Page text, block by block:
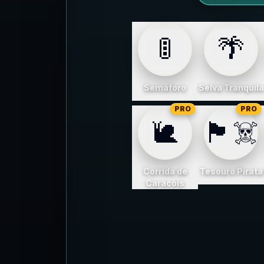
🚦
Semáforo
🌴
Selva Tranquila
🐌
PRO
Corrida de
Caracóis
🏴‍☠️
PRO
Tesouro Pirata